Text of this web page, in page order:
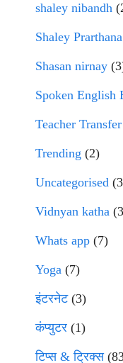
shaley nibandh
Shaley
Shasan nirnay
Spoken English
Teacher Transfer
Trending (2)
Uncategorised
Vidnyan katha
Whats app (7)
Yoga (7)
इंटरनेट(3)
कंप्युटर (1)
टिप्स & ट्रिक्स